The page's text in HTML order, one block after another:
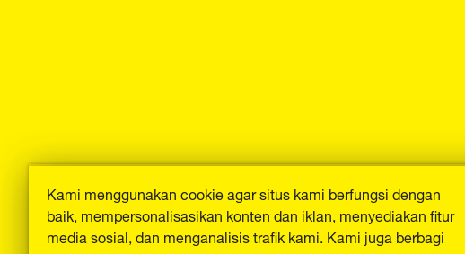
Kami menggunakan cookie agar situs kami berfungsi dengan
baik, mempersonalisasikan konten dan iklan, menyediakan fitur
media sosial, dan menganalisis trafik kami. Kami juga berbagi